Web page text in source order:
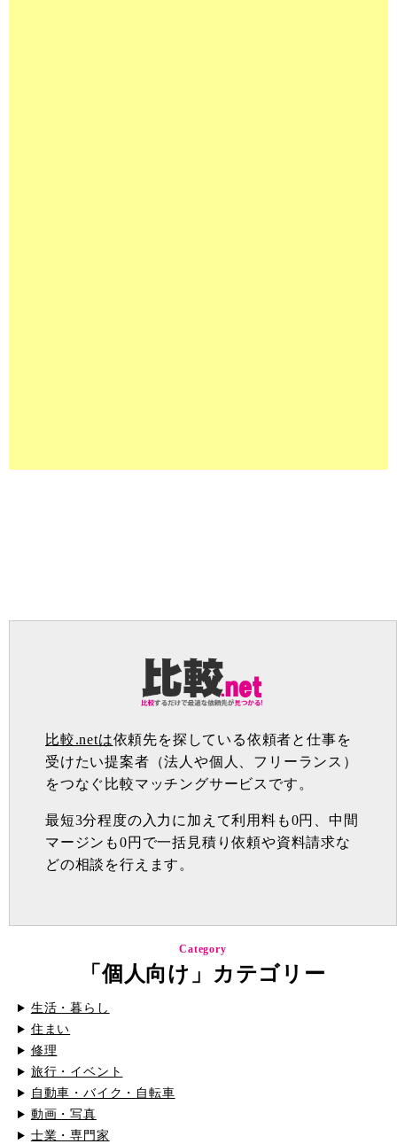
比較.netは依頼先を探している依頼者と仕事を
受けたい提案者（法人や個人、フリーランス）
をつなぐ比較マッチングサービスです。
最短3分程度の入力に加えて利用料も0円、中間
マージンも0円で一括見積り依頼や資料請求な
どの相談を行えます。
Category
「個人向け」カテゴリー
生活・暮らし
住まい
修理
旅行・イベント
自動車・バイク・自転車
動画・写真
士業・専門家